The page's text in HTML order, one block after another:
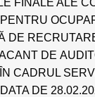
DE
DE
CADRUL
DE